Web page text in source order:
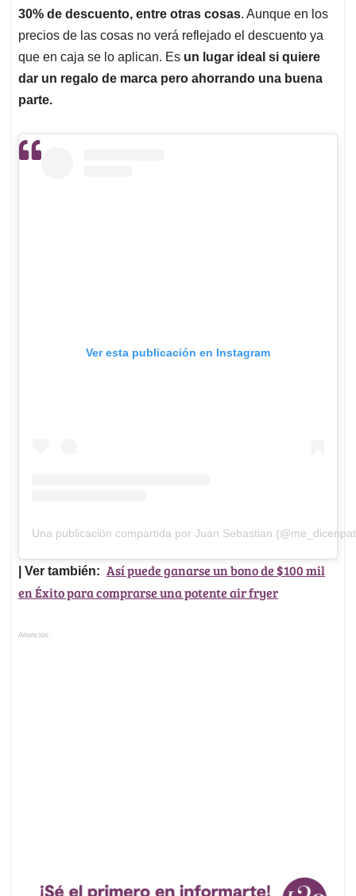
30% de descuento, entre otras cosas. Aunque en los
precios de las cosas no verá reflejado el descuento ya
que en caja se lo aplican. Es un lugar ideal si quiere
dar un regalo de marca pero ahorrando una buena
parte.
Ver esta publicación en Instagram
Una publicación compartida por Juan Sebastian
| Ver también: Así puede ganarse un bono de $100 mil
en Éxito para comprarse una potente air fryer
Anuncios.